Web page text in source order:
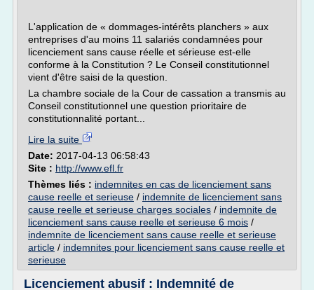
L'application de « dommages-intérêts planchers » aux
entreprises d'au moins 11 salariés condamnées pour
licenciement sans cause réelle et sérieuse est-elle
conforme à la Constitution ? Le Conseil constitutionnel
vient d'être saisi de la question.
La chambre sociale de la Cour de cassation a transmis au
Conseil constitutionnel une question prioritaire de
constitutionnalité portant...
Lire la suite
Date: 2017-04-13 06:58:43
Site : http://www.efl.fr
Thèmes liés : indemnites en cas de licenciement sans
cause reelle et serieuse / indemnite de licenciement sans
cause reelle et serieuse charges sociales / indemnite de
licenciement sans cause reelle et serieuse 6 mois /
indemnite de licenciement sans cause reelle et serieuse
article / indemnites pour licenciement sans cause reelle et
serieuse
Licenciement abusif : Indemnité de